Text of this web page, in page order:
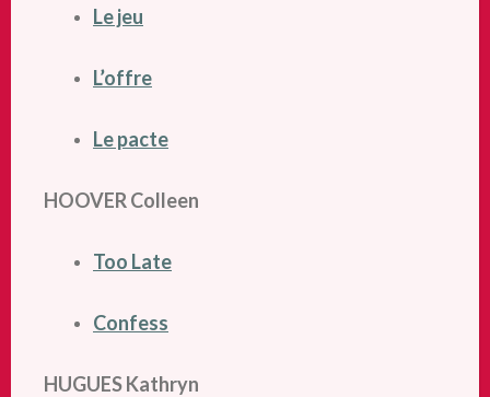
Le jeu
L’offre
Le pacte
HOOVER Colleen
Too Late
Confess
HUGUES Kathryn